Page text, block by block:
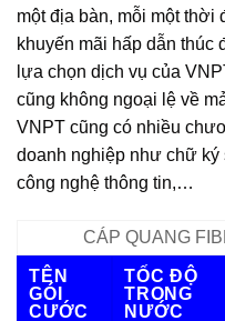
một địa bàn, mỗi một
khuyến mãi hấp dẫn thúc
lựa chọn dịch vụ của
cũng không ngoại lệ về
VNPT cũng có nhiều
doanh nghiệp như chữ
công nghệ thông tin,…
CÁP QUANG
TÊN
GÓI
CƯỚC
TỐC ĐỘ
TRONG
NƯỚC